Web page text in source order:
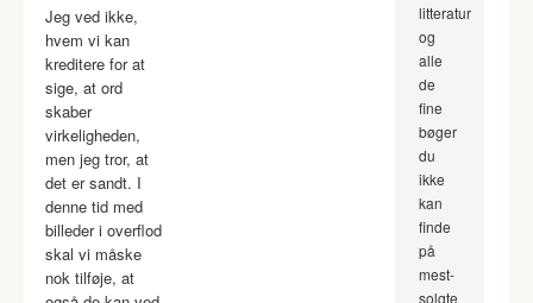
Jeg ved ikke,
hvem vi kan
kreditere for at
sige, at ord
skaber
virkeligheden,
men jeg tror, at
det er sandt. I
denne tid med
billeder i overflod
skal vi måske
nok tilføje, at
litteratur
og
alle
de
fine
bøger
du
ikke
kan
finde
på
mest-
solgte